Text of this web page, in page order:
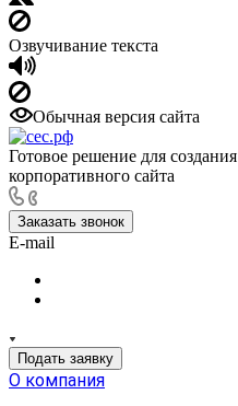
Озвучивание текста
Обычная версия сайта
Готовое решение для создания
корпоративного сайта
Заказать звонок
E-mail
Подать заявку
О компания